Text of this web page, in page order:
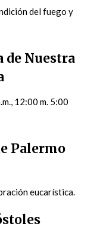
del fuego y
de Nuestra
12:00 m. 5:00
Palermo
eucarística.